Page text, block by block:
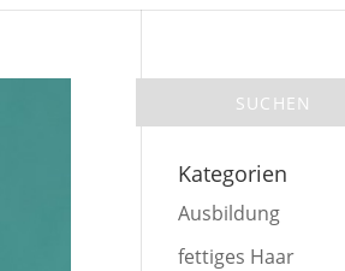
Kategorien
Ausbildung
fettiges Haar